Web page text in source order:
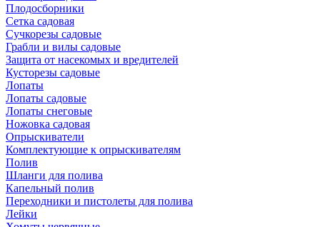
Плодосборники
Сетка садовая
Сучкорезы садовые
Грабли и вилы садовые
Защита от насекомых и вредителей
Кусторезы садовые
Лопаты
Лопаты садовые
Лопаты снеговые
Ножовка садовая
Опрыскиватели
Комплектующие к опрыскивателям
Полив
Шланги для полива
Капельный полив
Переходники и пистолеты для полива
Лейки